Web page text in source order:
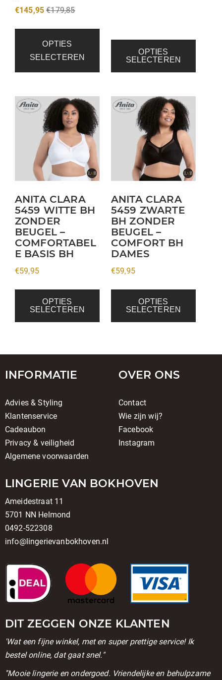
€145,95 €179,85
OPTIES
SELECTEREN
OPTIES
SELECTEREN
ANITA CLARA
5459 WITTE BH
ZONDER
BEUGEL –
COMFORTABEL
E BASIS BH
€59,95
OPTIES
SELECTEREN
Dit
meerdere
variaties.
optie
kan
gekozen
worden
op
de
ANITA CLARA
5459 ZWARTE
BH ZONDER
BEUGEL –
COMFORT BH
DAMES
€59,95
OPTIES
SELECTEREN
Dit
product
meerdere
variaties.
optie
kan
gekozen
worden
op
de
INFORMATIE
Advies & Styling
Klantenservice
Cadeaubon
Privacy & veiligheid
Algemene voorwaarden
OVER ONS
Contact
Wie zijn wij?
Facebook
Instagram
LINGERIE VAN BOKHOVEN
Ameidestraat 11
5701 NN Helmond
0492-522308
info@lingerievanbokhoven.nl
DIT ZEGGEN ONZE KLANTEN
'Wat een fijne winkel, met en super prettige service! Ik
bestel online, dat gaat snel."
''Mooie lingerie en ondergoed. Vriendelijke en behulpzame